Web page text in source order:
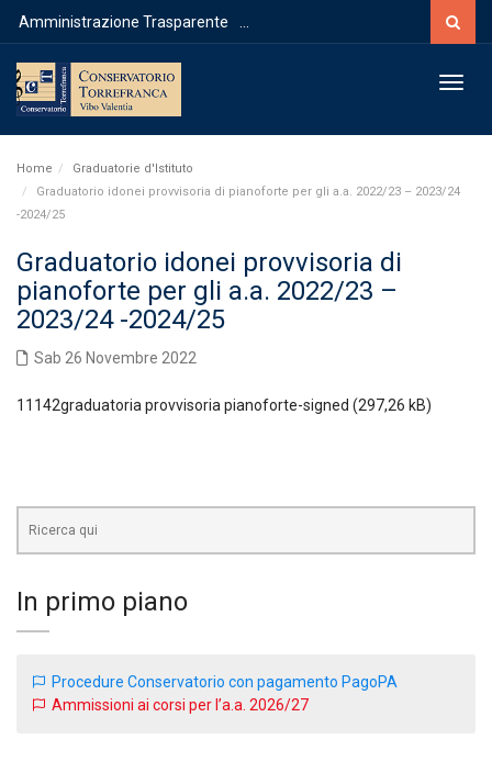
Cerca
Amministrazione Trasparente
Home
Graduatorie d'Istituto
Graduatorio idonei provvisoria di pianoforte per gli a.a. 2022/23 – 2023/24
-2024/25
Graduatorio idonei provvisoria di
pianoforte per gli a.a. 2022/23 –
2023/24 -2024/25
Sab 26 Novembre 2022
11142graduatoria provvisoria pianoforte-signed
In primo piano
Procedure Conservatorio con pagamento PagoPA
Ammissioni ai corsi per l’a.a. 2026/27